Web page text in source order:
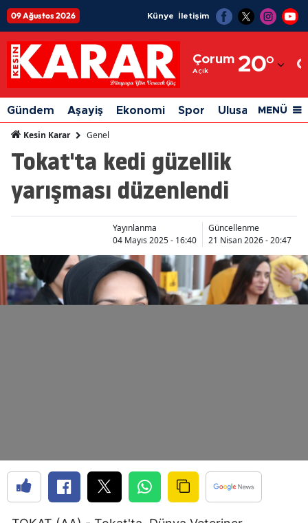
09 Ağustos 2026 Künye İletişim
Çorum
Açık 20°
Adıyaman
Afyonkarahisar
Ağrı
Amasya
Ankara
Artvin
Aydın
Balıkesir
Bursa
Çanakkale
Çankırı
Gündem Aşayiş Ekonomi Spor Ulusal Siyaset
MENÜ
Kesin Karar Genel
Tokat'ta kedi güzellik
yarışması düzenlendi
Yayınlanma
04 Mayıs 2025 - 16:40
Güncellenme
21 Nisan 2026 - 20:47